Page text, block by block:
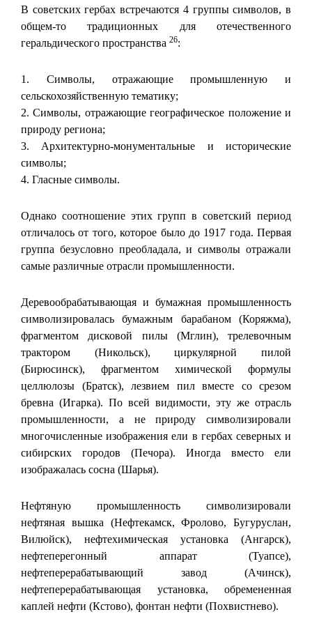
В советских гербах встречаются 4 группы символов, в
общем-то традиционных для отечественного
геральдического пространства 26:
1. Символы, отражающие промышленную и
сельскохозяйственную тематику;
2. Символы, отражающие географическое положение и
природу региона;
3. Архитектурно-монументальные и исторические
символы;
4. Гласные символы.
Однако соотношение этих групп в советский период
отличалось от того, которое было до 1917 года. Первая
группа безусловно преобладала, и символы отражали
самые различные отрасли промышленности.
Деревообрабатывающая и бумажная промышленность
символизировалась бумажным барабаном (Коряжма),
фрагментом дисковой пилы (Мглин), трелевочным
трактором (Никольск), циркулярной пилой
(Бирюсинск), фрагментом химической формулы
целлюлозы (Братск), лезвием пил вместе со срезом
бревна (Игарка). По всей видимости, эту же отрасль
промышленности, а не природу символизировали
многочисленные изображения ели в гербах северных и
сибирских городов (Печора). Иногда вместо ели
изображалась сосна (Шарья).
Нефтяную промышленность символизировали
нефтяная вышка (Нефтекамск, Фролово, Бугуруслан,
Вилюйск), нефтехимическая установка (Ангарск),
нефтеперегонный аппарат (Туапсе),
нефтеперерабатывающий завод (Ачинск),
нефтеперерабатывающая установка, обремененная
каплей нефти (Кстово), фонтан нефти (Похвистнево).